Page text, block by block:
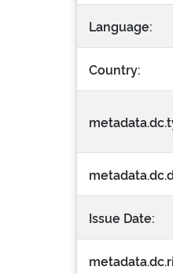
Language:
Country:
Issue Date: